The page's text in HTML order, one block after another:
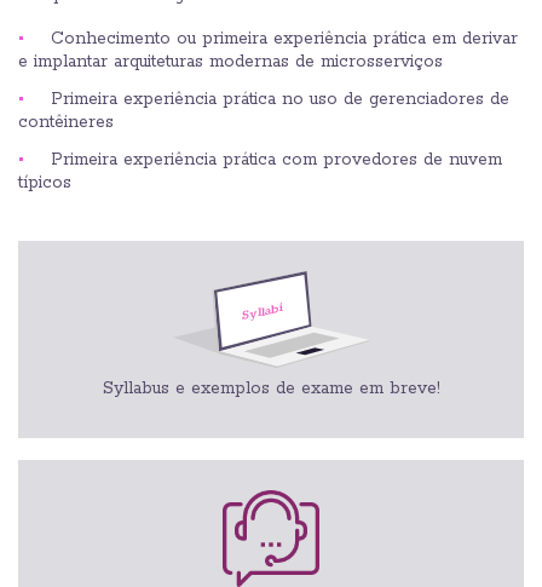
Conhecimento ou primeira experiência prática em derivar
e implantar arquiteturas modernas de microsserviços
Primeira experiência prática no uso de gerenciadores de
contêineres
Primeira experiência prática com provedores de nuvem
típicos
Syllabus e exemplos de exame em breve!